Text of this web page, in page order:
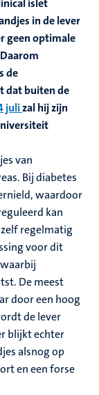
islet
in de lever
geen optimale
de
dat buiten de
julizal hij zijn
van
Bij diabetes
waardoor
kan
regelmatig
voor dit
De meest
door een hoog
de lever
blijkt echter
alsnog op
en een forse